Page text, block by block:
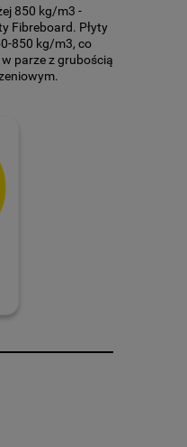
850 kg/m3 -
Fibreboard. Płyty
850 kg/m3, co
parze z grubością
bardzo
służyć jako
ozdobą
jest w bogatej
swoje
tam, gdzie
do